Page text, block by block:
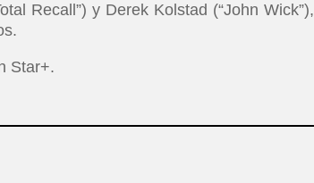
Recall”) y Derek Kolstad (“John Wick”),
Star+.